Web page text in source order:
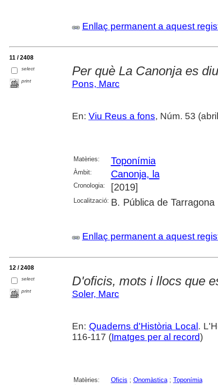
Enllaç permanent a aquest
11 / 2408
select
print
Per què La Canonja es
Pons, Marc
En: Viu Reus a fons, Núm. 53
Matèries: Toponímia
Àmbit: Canonja, la
Cronologia: [2019]
Localització: B. Pública de Tarragona
Enllaç permanent a aquest
12 / 2408
select
print
D'oficis, mots i llocs que
Soler, Marc
En: Quaderns d'Història Local .
116-117 (Imatges per al record)
Matèries: Oficis ; Onomàstica; Toponímia